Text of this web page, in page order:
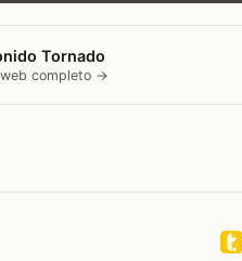
Tornado
completo →